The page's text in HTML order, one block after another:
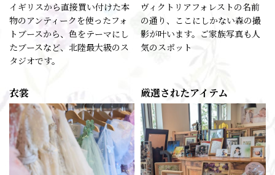
イギリスから直接買い付けた本
物のアンティークを使ったフォ
トブースから、色をテーマにし
たブースなど、北陸最大級のス
タジオです。
ヴィクトリアフォレストの名前
の通り、ここにしかない森の撮
影が叶います。ご家族写真も人
気のスポット
衣裳 厳選されたアイテム